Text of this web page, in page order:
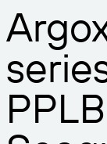
Gestalten
Produktion
Lager
Einzelhandel
Transport und
Partner
Support